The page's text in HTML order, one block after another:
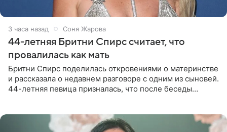
3 часа назад Соня Жарова
44-летняя Бритни Спирс считает, что
провалилась как мать
Бритни Спирс поделилась откровениями о материнстве
и рассказала о недавнем разговоре с одним из сыновей.
44-летняя певица призналась, что после беседы